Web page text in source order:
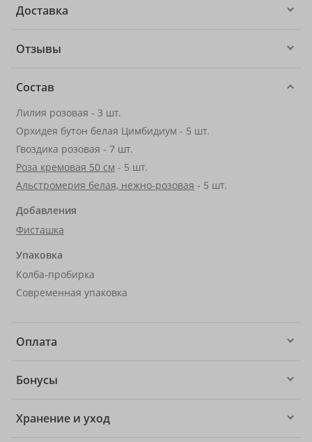
Доставка
Отзывы
Состав
Лилия розовая - 3 шт.
Орхидея бутон белая Цимбидиум - 5 шт.
Гвоздика розовая - 7 шт.
Роза кремовая 50 см - 5 шт.
Альстромерия белая, нежно-розовая - 5 шт.
Добавления
Фисташка
Упаковка
Колба-пробирка
Современная упаковка
Оплата
Бонусы
Хранение и уход